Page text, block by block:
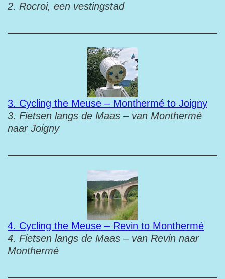
2. Rocroi, een vestingstad
3. Cycling the Meuse – Monthermé to Joigny
3. Fietsen langs de Maas – van Monthermé
naar Joigny
4. Cycling the Meuse – Revin to Monthermé
4. Fietsen langs de Maas – van Revin naar
Monthermé